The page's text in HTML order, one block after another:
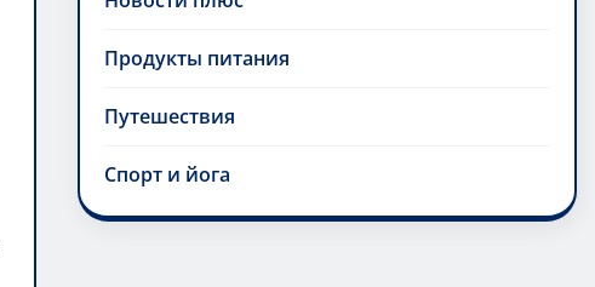
Продукты питания
Путешествия
Спорт и йога